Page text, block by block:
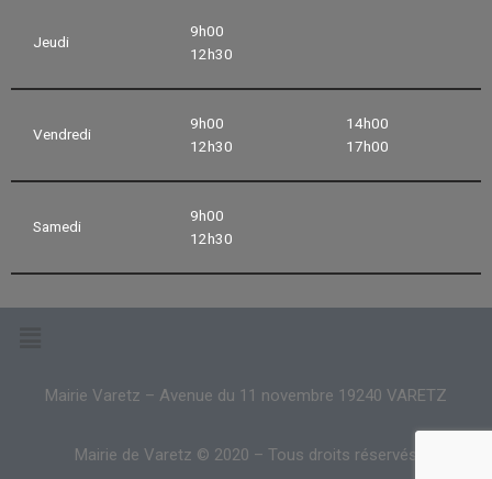
Jeudi
9h00
12h30
Vendredi
9h00
12h30
14h00
17h00
Samedi
9h00
12h30
Mairie Varetz – Avenue du 11 novembre 19240 VARETZ
Mairie de Varetz © 2020 – Tous droits réservés